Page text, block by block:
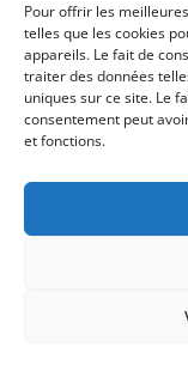
Pour offrir les
telles que les cookies
appareils. Le fait de
traiter des données
uniques sur ce site. Le
consentement peut
et fonctions.